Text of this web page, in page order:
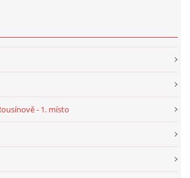
© 2026 eStránky.cz |RSS
- 1. místo